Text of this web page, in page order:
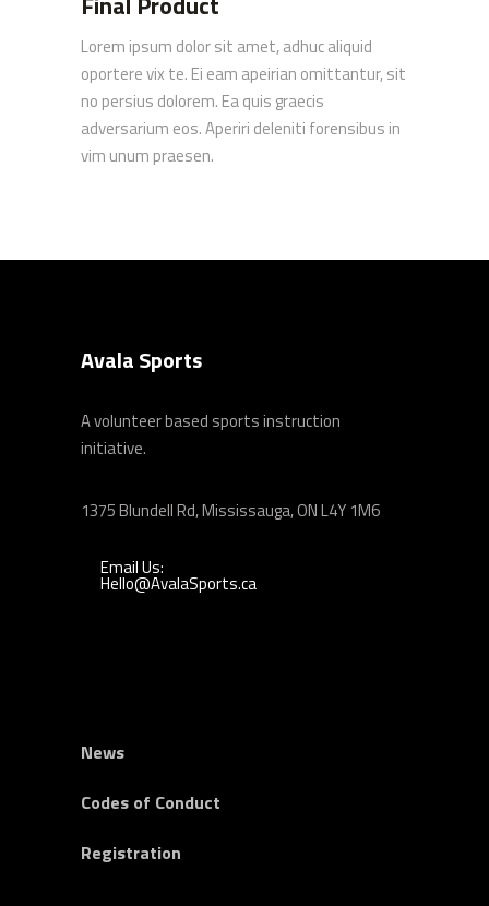
Lorem ipsum dolor sit amet, adhuc aliquid
oportere vix te. Ei eam apeirian omittantur, sit
no persius dolorem. Ea quis graecis
adversarium eos. Aperiri deleniti forensibus in
vim unum praesen.
Avala Sports
A volunteer based sports instruction
initiative.
1375 Blundell Rd, Mississauga, ON L4Y 1M6
Email Us:
Hello@AvalaSports.ca
News
Codes of Conduct
Registration